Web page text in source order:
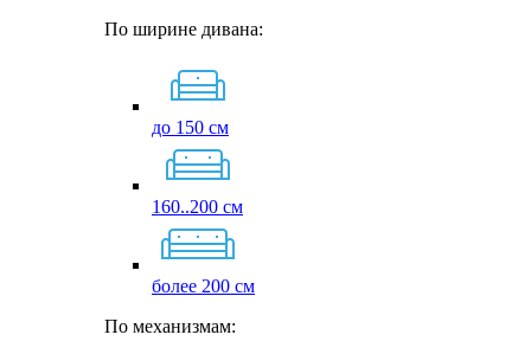
По ширине дивана:
до 150 см
160..200 см
более 200 см
По механизмам: